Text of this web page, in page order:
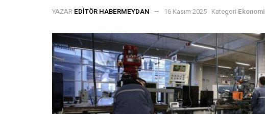
YAZAR EDITÖR HABERMEYDAN 16 Kasım 2025 Kategori Ekonomi